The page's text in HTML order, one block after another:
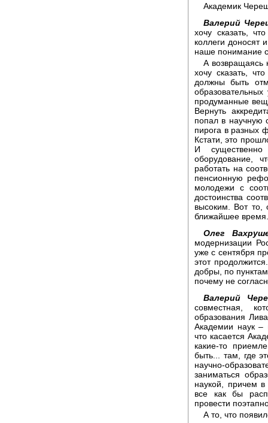
Академик
Валерий
хочу сказать,
коллеги доносят
наше понимание
А возвращаясь
хочу сказать,
должны быть
продуманные
Вернуть
попал в научную
пирога в разных
Кстати, это
И существенно
оборудование,
работать на
пенсионную
молодежи с
достоинства
высоким. Вот
ближайшее
Олег
модернизации
уже с сентября
этот
добры, по
почему не
Валерий
совместная,
образования
Академии наук –
что касается
какие-то
быть... там, где
научно-
заниматься
наукой, причем в
все как бы
провести
А то, что